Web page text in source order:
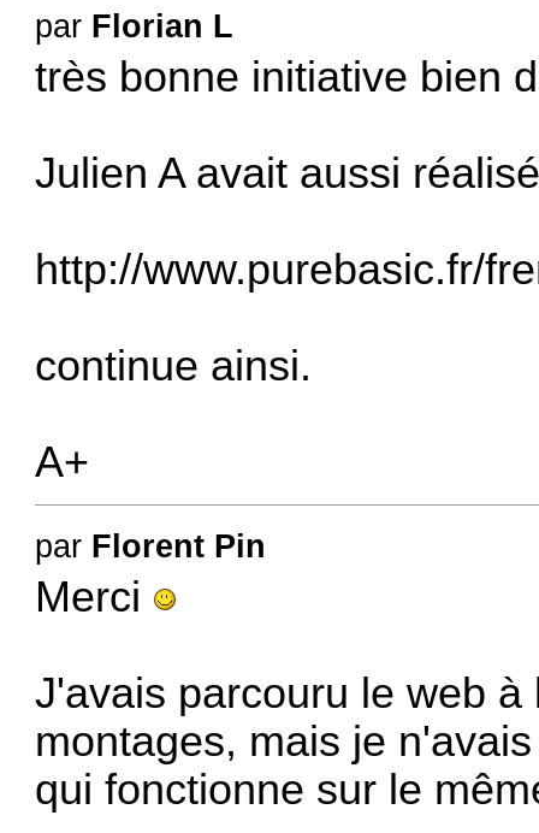
par Florian L
très bonne initiative bien
Julien A avait aussi
http://www.purebasic.fr/
continue ainsi.
A+
par Florent Pin
Merci
J'avais parcouru le web
montages, mais je
qui fonctionne sur le